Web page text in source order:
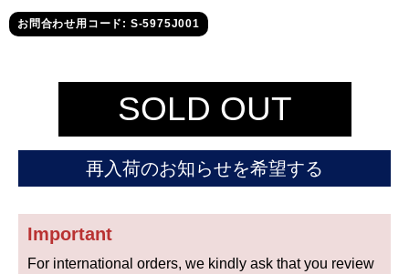
ヴァシュロン
コンスタンタン
チューダー パネライ
お問合わせ用コード: S-5975J001
SOLD OUT
再入荷のお知らせを希望する
Important
For international orders, we kindly ask that you review